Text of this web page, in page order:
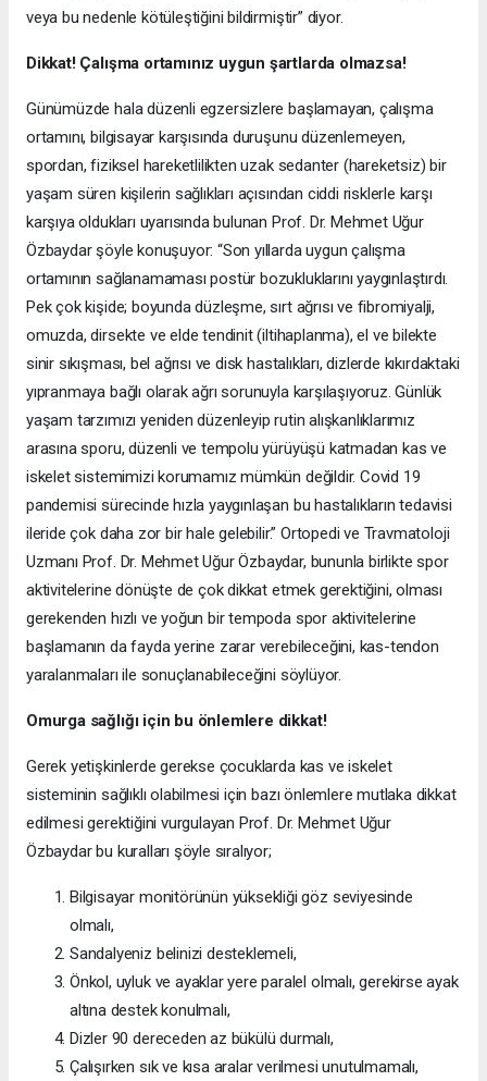
veya bu nedenle kötüleştiğini bildirmiştir” diyor.
Dikkat! Çalışma ortamınız uygun şartlarda olmazsa!
Günümüzde hala düzenli egzersizlere başlamayan, çalışma
ortamını, bilgisayar karşısında duruşunu düzenlemeyen,
spordan, fiziksel hareketlilikten uzak sedanter (hareketsiz) bir
yaşam süren kişilerin sağlıkları açısından ciddi risklerle karşı
karşıya oldukları uyarısında bulunan Prof. Dr. Mehmet Uğur
Özbaydar şöyle konuşuyor: “Son yıllarda uygun çalışma
ortamının sağlanamaması postür bozukluklarını yaygınlaştırdı.
Pek çok kişide; boyunda düzleşme, sırt ağrısı ve fibromiyalji,
omuzda, dirsekte ve elde tendinit (iltihaplanma), el ve bilekte
sinir sıkışması, bel ağrısı ve disk hastalıkları, dizlerde kıkırdaktaki
yıpranmaya bağlı olarak ağrı sorunuyla karşılaşıyoruz. Günlük
yaşam tarzımızı yeniden düzenleyip rutin alışkanlıklarımız
arasına sporu, düzenli ve tempolu yürüyüşü katmadan kas ve
iskelet sistemimizi korumamız mümkün değildir. Covid 19
pandemisi sürecinde hızla yaygınlaşan bu hastalıkların tedavisi
ileride çok daha zor bir hale gelebilir.” Ortopedi ve Travmatoloji
Uzmanı Prof. Dr. Mehmet Uğur Özbaydar, bununla birlikte spor
aktivitelerine dönüşte de çok dikkat etmek gerektiğini, olması
gerekenden hızlı ve yoğun bir tempoda spor aktivitelerine
başlamanın da fayda yerine zarar verebileceğini, kas-tendon
yaralanmaları ile sonuçlanabileceğini söylüyor.
Omurga sağlığı için bu önlemlere dikkat!
Gerek yetişkinlerde gerekse çocuklarda kas ve iskelet
sisteminin sağlıklı olabilmesi için bazı önlemlere mutlaka dikkat
edilmesi gerektiğini vurgulayan Prof. Dr. Mehmet Uğur
Özbaydar bu kuralları şöyle sıralıyor;
Bilgisayar monitörünün yüksekliği göz seviyesinde
olmalı,
Sandalyeniz belinizi desteklemeli,
Önkol, uyluk ve ayaklar yere paralel olmalı, gerekirse ayak
altına destek konulmalı,
Dizler 90 dereceden az bükülü durmalı,
Çalışırken sık ve kısa aralar verilmesi unutulmamalı,